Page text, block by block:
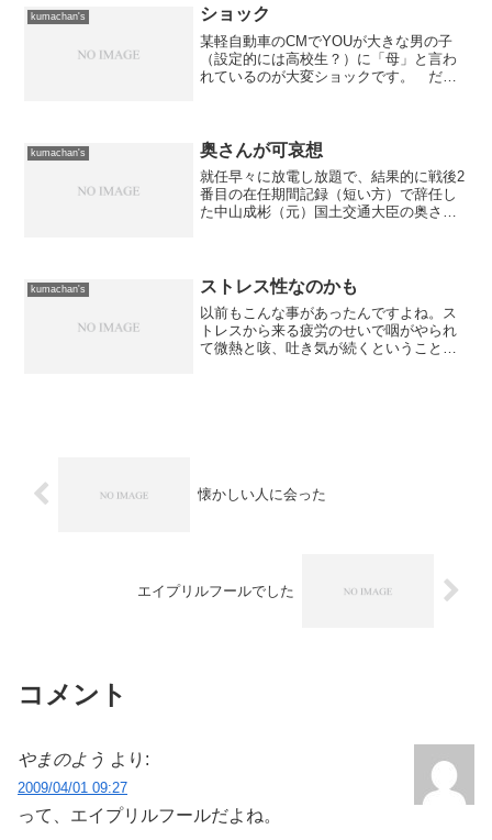
うになり、「何とかモ...
kumachan's ショック
某軽自動車のCMでYOUが大きな男の子
（設定的には高校生？）に「母」と言わ
れているのが大変ショックです。 だっ
な子に「...
kumachan's 奥さんが可哀想
就任早々に放電し放題で、結果的に戦後2
番目の在任期間記録（短い方）で辞任し
た中山成彬（元）国土交通大臣の奥さん
感じです。 聡明な印象...
kumachan's ストレス性なのかも
以前もこんな事があったんですよね。ス
トレスから来る疲労のせいで咽がやられ
て微熱と咳、吐き気が続くということ
懐かしい人に会った
エイプリルフールでした
コメント
やまのよう より:
2009/04/01 09:27
って、エイプリルフールだよね。